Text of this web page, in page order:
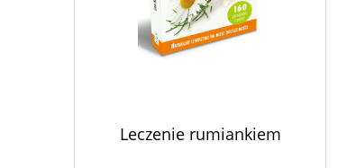
Leczenie rumiankiem